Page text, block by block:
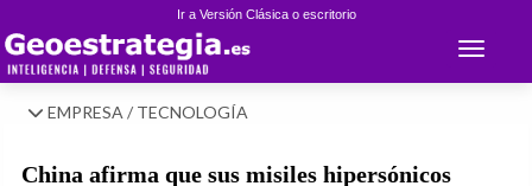
Ir a Versión Clásica o escritorio
Toggle
EMPRESA / TECNOLOGÍA
China afirma que sus misiles hipersónicos